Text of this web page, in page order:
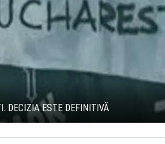
DECIZIA ESTE DEFINITIVĂ